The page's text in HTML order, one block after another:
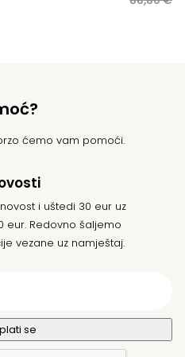
ćemo vam pomoći.
i uštedi 30 eur uz
eur. Redovno šaljemo
vezane uz namještaj.